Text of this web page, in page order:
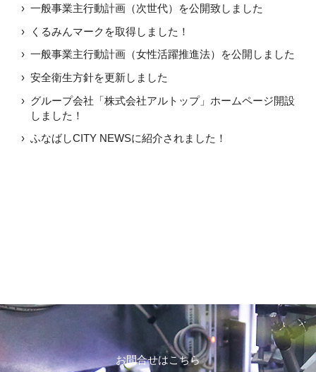
一般事業主行動計画（次世代）を公開致しました
くるみんマークを取得しました！
一般事業主行動計画（女性活躍推進法）を公開しました
安全衛生方針を更新しました
グループ会社「株式会社アルトップ」ホームページ開設
しました！
ふなばしCITY NEWSに紹介されました！
お問合せはこちら